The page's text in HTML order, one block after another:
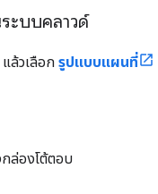
ะบบคลาวด์
ล้วเลือก รูปแบบแผนที่
ล่องโต้ตอบ